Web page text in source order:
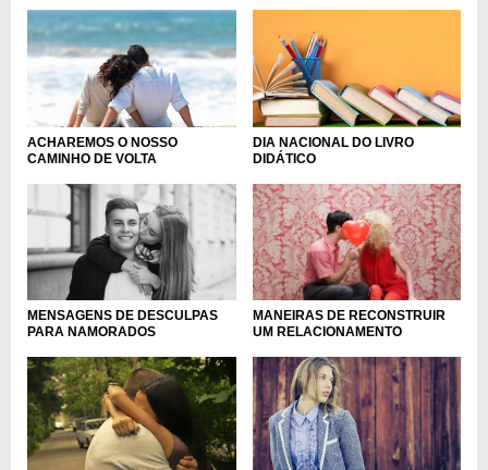
ACHAREMOS O NOSSO
CAMINHO DE VOLTA
DIA NACIONAL DO LIVRO
DIDÁTICO
MENSAGENS DE DESCULPAS
PARA NAMORADOS
MANEIRAS DE RECONSTRUIR
UM RELACIONAMENTO